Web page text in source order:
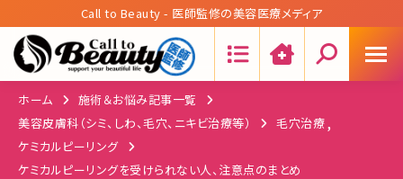
Call to Beauty - 医師監修の美容医療メディア
ホーム
施術＆お悩み記事一覧
美容皮膚科（シミ、しわ、毛穴、ニキビ治療等）
毛穴治療,
ケミカルピーリング
ケミカルピーリングを受けられない人、注意点のまとめ